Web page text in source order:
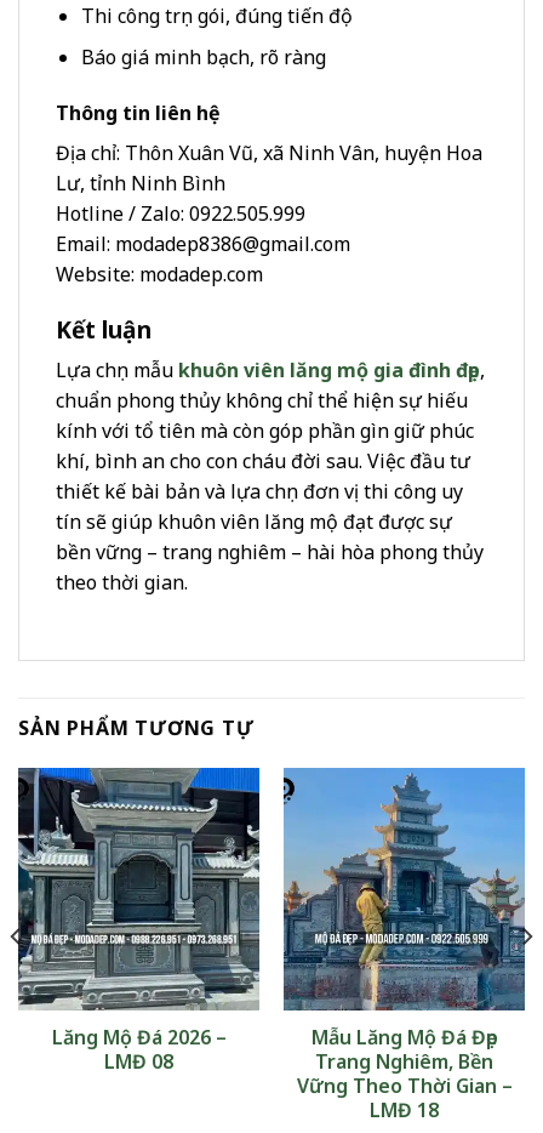
Thi công trọn gói, đúng tiến độ
Báo giá minh bạch, rõ ràng
Thông tin liên hệ
Địa chỉ: Thôn Xuân Vũ, xã Ninh Vân, huyện Hoa
Lư, tỉnh Ninh Bình
Hotline / Zalo: 0922.505.999
Email: modadep8386@gmail.com
Website: modadep.com
Kết luận
Lựa chọn mẫu khuôn viên lăng mộ gia đình đẹp,
chuẩn phong thủy không chỉ thể hiện sự hiếu
kính với tổ tiên mà còn góp phần gìn giữ phúc
khí, bình an cho con cháu đời sau. Việc đầu tư
thiết kế bài bản và lựa chọn đơn vị thi công uy
tín sẽ giúp khuôn viên lăng mộ đạt được sự
bền vững – trang nghiêm – hài hòa phong thủy
theo thời gian.
SẢN PHẨM TƯƠNG TỰ
Lăng Mộ Đá 2026 –
LMĐ 08
Mẫu Lăng Mộ Đá Đẹp
Trang Nghiêm, Bền
Vững Theo Thời Gian –
LMĐ 18